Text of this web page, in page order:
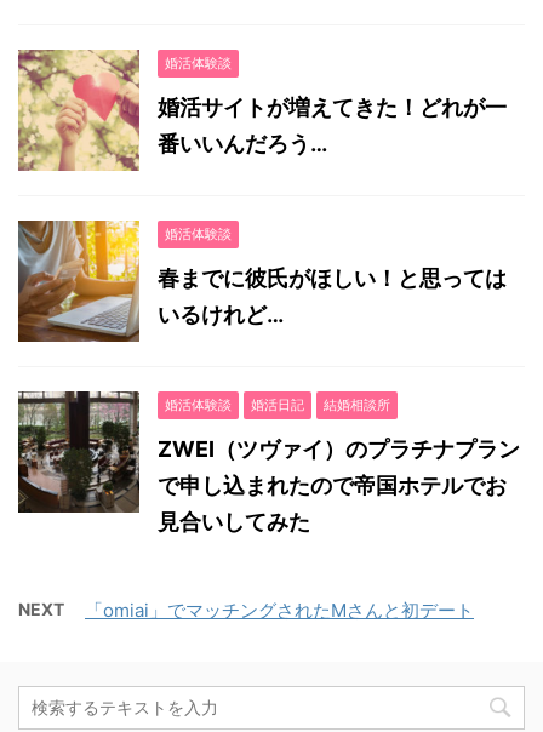
婚活体験談
婚活サイトが増えてきた！どれが一
番いいんだろう…
婚活体験談
春までに彼氏がほしい！と思っては
いるけれど…
婚活体験談 婚活日記 結婚相談所
ZWEI（ツヴァイ）のプラチナプラン
で申し込まれたので帝国ホテルでお
見合いしてみた
NEXT 「omiai」でマッチングされたMさんと初デート